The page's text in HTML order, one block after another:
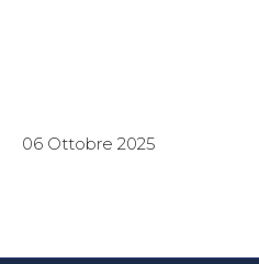
06 Ottobre 2025